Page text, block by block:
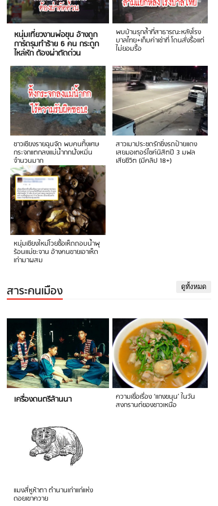
หนุ่มเที่ยวงานพ่อขุน อ้างถูก
การ์ดรุมทำร้าย 6 คน กระดูก
ไหล่หัก ต้องผ่าตัดด่วน
พบบ้านรุกล้ำที่สาธารณะหลังโรง
บาลไทย+เก็บค่าเช่าที่ โดนสั่งรื้อแต่
ไม่ยอมรื้อ
ชาวเชียงรายฉุนจัด พบคนทิ้งเศษ
กระจกแตกลงแม่น้ำกกฝั่งหมิ่น
จำนวนมาก
สาวเมาประชดรักซิ่งรถป้ายแดง
เสยมอเตอร์ไซค์นิสิตปี 3 มฟล
เสียชีวิต (มีคลิป 18+)
หนุ่มเชียงใหม่โวยซื้อเห็ดถอบน้ำพุ
ร้อนแม่ขะจาน อ้างคนขายเอาเห็ด
เก่ามาผสม
สาระคนเมือง ดูทั้งหมด
เครื่องดนตรีล้านนา ความเชื่อเรื่อง ‘แกงขนุน’ ในวัน
สงกรานต์ของชาวเหนือ
แมงสี่หูห้าตา ตำนานเก่าแก่แห่ง
ดอยเขาควาย